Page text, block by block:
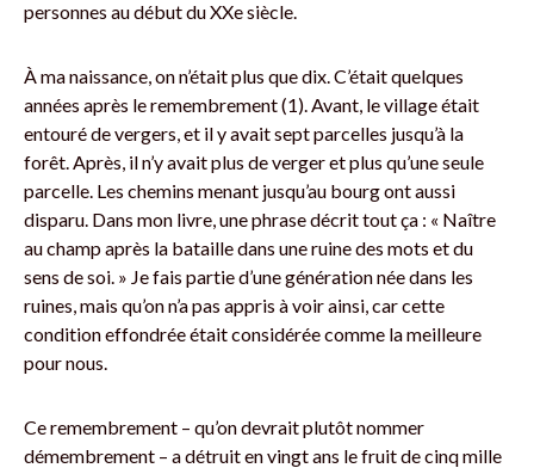
personnes au début du XXe siècle.
À ma naissance, on n’était plus que dix. C’était quelques
années après le remembrement (1). Avant, le village était
entouré de vergers, et il y avait sept parcelles jusqu’à la
forêt. Après, il n’y avait plus de verger et plus qu’une seule
parcelle. Les chemins menant jusqu’au bourg ont aussi
disparu. Dans mon livre, une phrase décrit tout ça : « Naître
au champ après la bataille dans une ruine des mots et du
sens de soi. » Je fais partie d’une génération née dans les
ruines, mais qu’on n’a pas appris à voir ainsi, car cette
condition effondrée était considérée comme la meilleure
pour nous.
Ce remembrement – qu’on devrait plutôt nommer
démembrement – a détruit en vingt ans le fruit de cinq mille